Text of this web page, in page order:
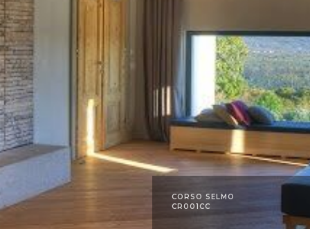
CORSO SELMO
CR001CC